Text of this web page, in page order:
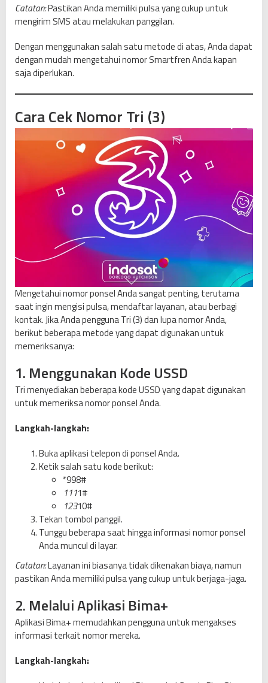
Catatan:Pastikan Anda memiliki pulsa yang cukup untuk
mengirim SMS atau melakukan panggilan.
Dengan menggunakan salah satu metode di atas, Anda dapat
dengan mudah mengetahui nomor Smartfren Anda kapan
saja diperlukan.
Cara Cek Nomor Tri (3)
Mengetahui nomor ponsel Anda sangat penting, terutama
saat ingin mengisi pulsa, mendaftar layanan, atau berbagi
kontak. Jika Anda pengguna Tri (3) dan lupa nomor Anda,
berikut beberapa metode yang dapat digunakan untuk
memeriksanya:
1. Menggunakan Kode USSD
Tri menyediakan beberapa kode USSD yang dapat digunakan
untuk memeriksa nomor ponsel Anda.
Langkah-langkah:
Buka aplikasi telepon di ponsel Anda.
Ketik salah satu kode berikut:
*998#
1111#
12310#
Tekan tombol panggil.
Tunggu beberapa saat hingga informasi nomor ponsel
Anda muncul di layar.
Catatan:Layanan ini biasanya tidak dikenakan biaya, namun
pastikan Anda memiliki pulsa yang cukup untuk berjaga-jaga.
2. Melalui Aplikasi Bima+
Aplikasi Bima+ memudahkan pengguna untuk mengakses
informasi terkait nomor mereka.
Langkah-langkah: